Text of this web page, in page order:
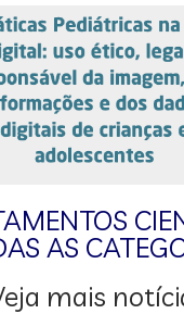
AS
mais